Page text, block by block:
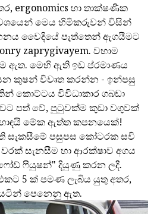
ergonomics හා තාක්ෂණික
මෙය හිමිකරුවන් විසින්
වෛදියේ පැත්තෙන් ඇගයීමට
zaprygivayem. වහාම
ඇත. මෙහි ඇති ඉඩ ප්රමාණය
කුෂන් විවෘත කරන්න - ඉන්පසු
කොට්ටය විවිධාකාර ගබඩා
පත් වේ, පුටුවක්ම කුඩා වගුවක්
මේක ඇත්ත කපනයෙක්!
සැකසීමේ පසුපස කෝටරක සවි
සැනසීම හා ආරක්ෂාව අගය
ෆියුෂන්" දියුණු කරන ලදී.
5 ක් පමණ ලැබිය යුතු අතර,
පෙනෙනු ඇත.